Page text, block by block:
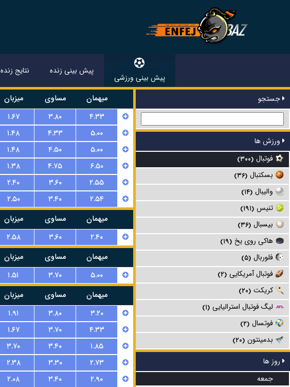
پیش بینی ورزشی
پیش بینی زنده نتایج زنده
جستجو
ورزش ها
فوتبال (۳۰۰)
بسکتبال (۳۶)
والیبال (۱۴)
تنیس (۱۹۱)
بیسبال (۳۶)
هاکی روی یخ (۱۹)
فلوربال (۵)
فوتبال آمریکایی (۲)
کریکت (۲۰)
لیگ فوتبال استرالیایی (۱)
فوتسال (۲)
بدمینتون (۲۰)
روز ها
جمعه
میزبان مساوی
میهمان
۱.۶۷ ۳.۸۰
۴.۳۳
۱.۴۸ ۴.۳۳
۵.۰۰
۱.۴۸ ۴.۵۰
۵.۰۰
۱.۳۸ ۴.۷۵
۶.۵۰
۲.۴۰ ۳.۶۰
۲.۵۵
۲.۵۰ ۳.۴۰
۲.۵۴
میزبان مساوی
میهمان
۲.۵۸ ۳.۶۰
۲.۴۰
میزبان مساوی
میهمان
۱.۵۱ ۳.۷۰
۵.۰۰
میزبان مساوی
میهمان
۱.۹۱ ۳.۸۰
۳.۲۰
۱.۶۷ ۳.۷۰
۴.۳۳
۳.۷۰ ۳.۴۰
۱.۸۵
۲.۳۸ ۳.۳۰
۲.۷۳
۲.۰۸ ۳.۴۰
۲.۹۰